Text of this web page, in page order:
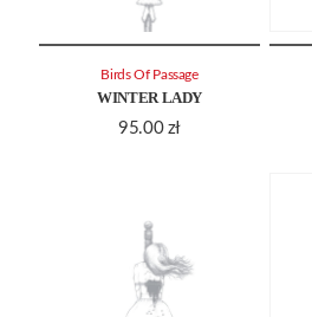
WINTER LADY
95.00 zł
Birds Of Passage